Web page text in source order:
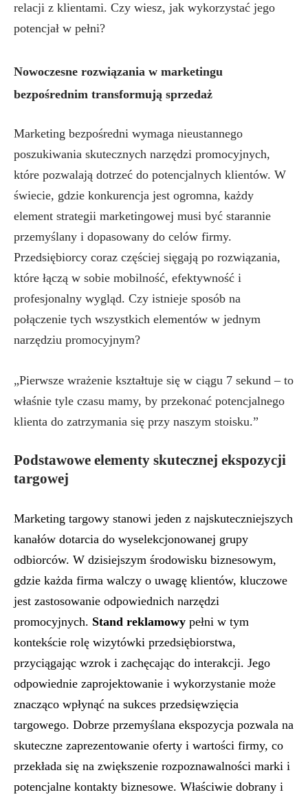
relacji z klientami. Czy wiesz, jak wykorzystać jego
potencjał w pełni?
Nowoczesne rozwiązania w marketingu
bezpośrednim transformują sprzedaż
Marketing bezpośredni wymaga nieustannego
poszukiwania skutecznych narzędzi promocyjnych,
które pozwalają dotrzeć do potencjalnych klientów. W
świecie, gdzie konkurencja jest ogromna, każdy
element strategii marketingowej musi być starannie
przemyślany i dopasowany do celów firmy.
Przedsiębiorcy coraz częściej sięgają po rozwiązania,
które łączą w sobie mobilność, efektywność i
profesjonalny wygląd. Czy istnieje sposób na
połączenie tych wszystkich elementów w jednym
narzędziu promocyjnym?
„Pierwsze wrażenie kształtuje się w ciągu 7 sekund – to
właśnie tyle czasu mamy, by przekonać potencjalnego
klienta do zatrzymania się przy naszym stoisku.”
Podstawowe elementy skutecznej ekspozycji
targowej
Marketing targowy stanowi jeden z najskuteczniejszych
kanałów dotarcia do wyselekcjonowanej grupy
odbiorców. W dzisiejszym środowisku biznesowym,
gdzie każda firma walczy o uwagę klientów, kluczowe
jest zastosowanie odpowiednich narzędzi
promocyjnych. Stand reklamowy pełni w tym
kontekście rolę wizytówki przedsiębiorstwa,
przyciągając wzrok i zachęcając do interakcji. Jego
odpowiednie zaprojektowanie i wykorzystanie może
znacząco wpłynąć na sukces przedsięwzięcia
targowego. Dobrze przemyślana ekspozycja pozwala na
skuteczne zaprezentowanie oferty i wartości firmy, co
przekłada się na zwiększenie rozpoznawalności marki i
potencjalne kontakty biznesowe. Właściwie dobrany i